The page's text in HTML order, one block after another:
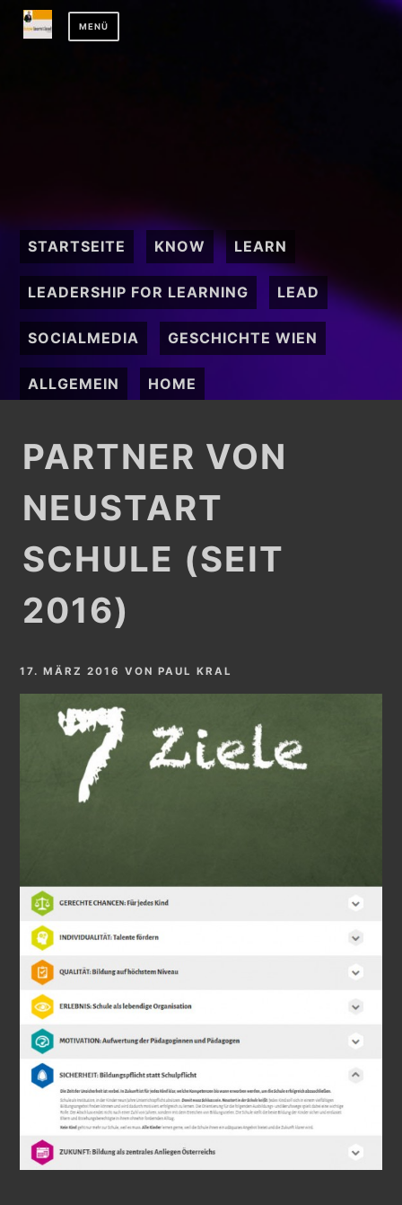
Zum
Inhalt
MENÜ
STARTSEITE KNOW LEARN
LEADERSHIP FOR LEARNING LEAD
SOCIALMEDIA GESCHICHTE WIEN
ALLGEMEIN HOME
PARTNER VON
NEUSTART
SCHULE (SEIT
2016)
17. MÄRZ 2016 VONPAUL KRAL